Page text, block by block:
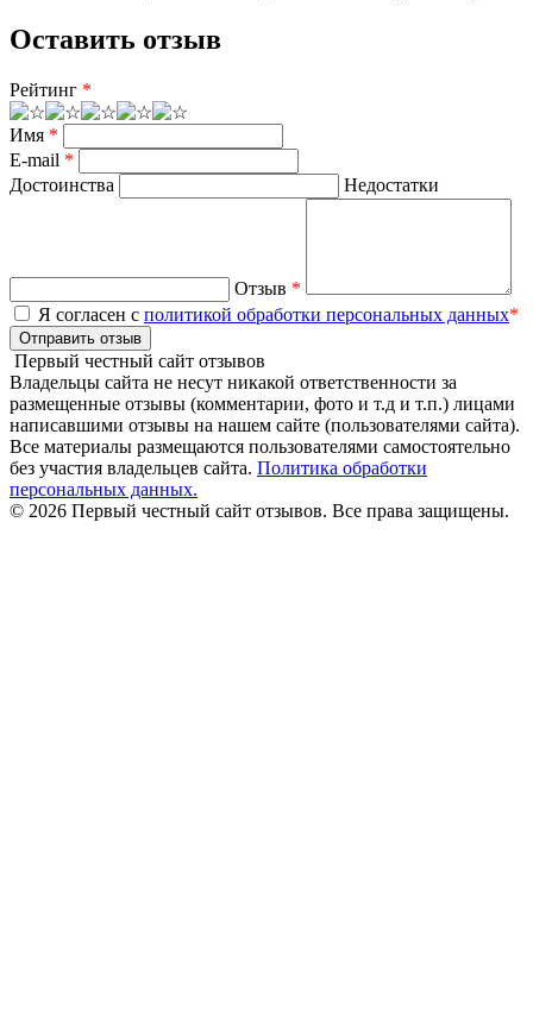
Оставить отзыв
Рейтинг *
Имя *
E-mail *
Достоинства
Недостатки
Отзыв *
Я согласен с политикой обработки персональных данных*
Отправить отзыв
Первый честный сайт отзывов
Владельцы сайта не несут никакой ответственности за
размещенные отзывы (комментарии, фото и т.д и т.п.) лицами
написавшими отзывы на нашем сайте (пользователями сайта).
Все материалы размещаются пользователями самостоятельно
без участия владельцев сайта. Политика обработки
персональных данных.
© 2026 Первый честный сайт отзывов. Все права защищены.